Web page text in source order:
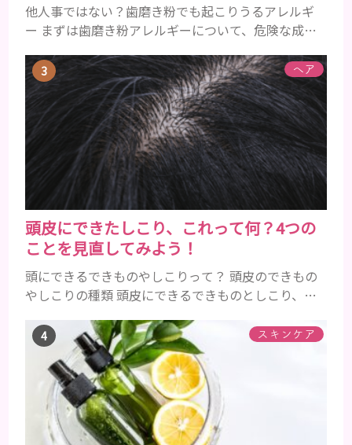
他人事ではない？歯磨き粉でも起こりうるアレルギ
ー まずは歯磨き粉アレルギーについて、危険な成分
まれるアレルギーを起こすおそれのある成分 まず、
普段お使いの歯磨き粉に含まれているどの成分にア
レルギーを引き起こすおそれがあるのかを説明しま
すね。 •フッ素･･･歯の表面のエナメルを守り強くし
たり、虫歯と防ぐ働きを持つ成分 •香味料 ･･･歯磨き
粉の風味や爽...
ヘア
頭皮にできたしこり、これって何？4つの
ことを見直してみよう！
頭にできるできものやしこりって？ 頭皮のできもの
やしこりの種類 頭皮にできるできものとしこり、と
も違いますし、症状や種類によっても違います。まず
はどんな病気なのか、よりも、どんな種類のできも
のやしこりがあるのかを解説いきましょう。 水疱 ご
存知の方もいらっしゃるかと思いますが、すいほ
う、と読みます。これは表皮や表皮下にできるもので
す。表皮は0.2mmほ...
スキンケア